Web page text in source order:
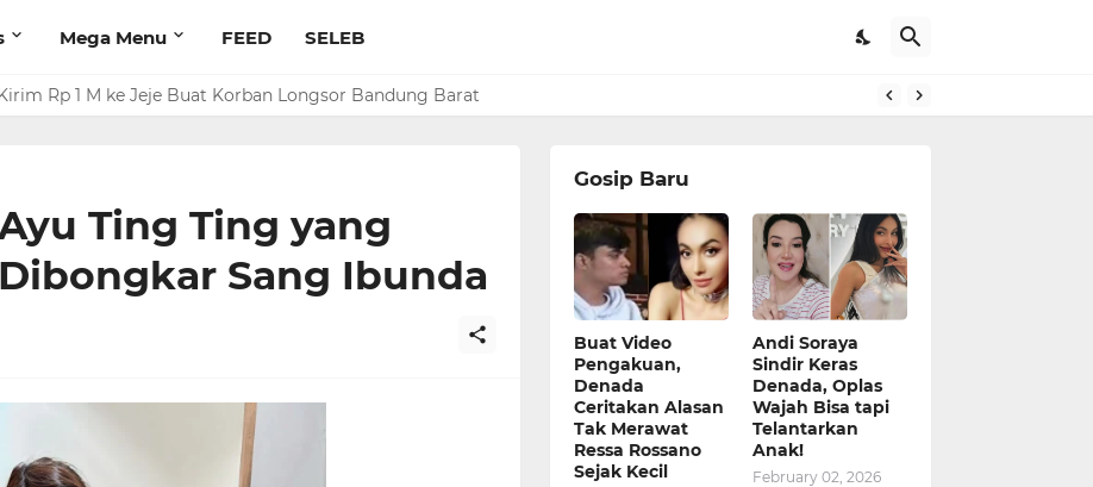
Mega Menu FEED SELEB
Rp 1 M ke Jeje Buat Korban Longsor Bandung Barat
Rizky Kena Mental, Tuding Penyebab Denada Diboikot: Gak Dapat Kerjaan
Ting Ting yang
Sang Ibunda
Gosip Baru
Buat Video
Pengakuan,
Denada
Ceritakan Alasan
Tak Merawat
Ressa Rossano
Sejak Kecil
Andi Soraya
Sindir Keras
Denada, Oplas
Wajah Bisa tapi
Telantarkan
Anak!
February 02, 2026